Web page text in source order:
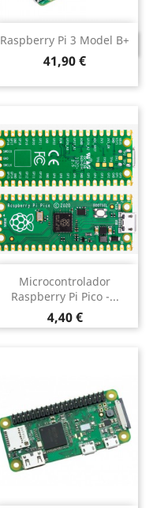
Raspberry Pi 3 Model B+
Preço
41,90 €
DESCONTINUADO
Microcontrolador
Raspberry Pi Pico -...
Preço
4,40 €